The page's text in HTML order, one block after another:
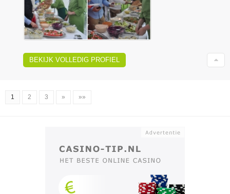
BEKIJK VOLLEDIG PROFIEL
1 2 3 » »»